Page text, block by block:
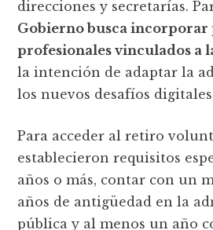
direcciones y secretarías.
Gobierno busca incorporar
profesionales vinculados a
la intención de adaptar la
los nuevos desafíos
Para acceder al retiro
establecieron requisitos
años o más, contar con un
años de antigüedad en la
pública y al menos un año